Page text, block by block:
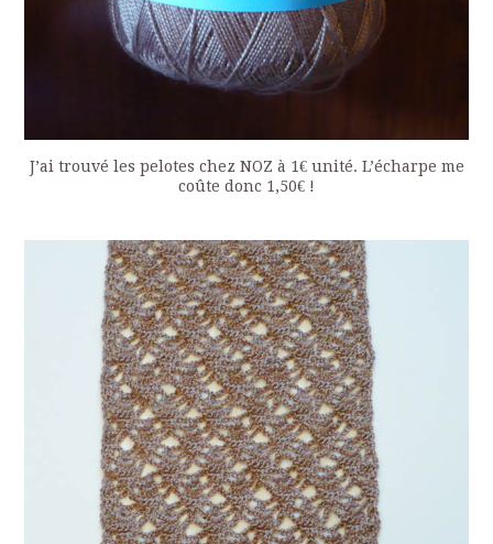
J’ai trouvé les pelotes chez NOZ à 1€ unité. L’écharpe me
coûte donc 1,50€ !